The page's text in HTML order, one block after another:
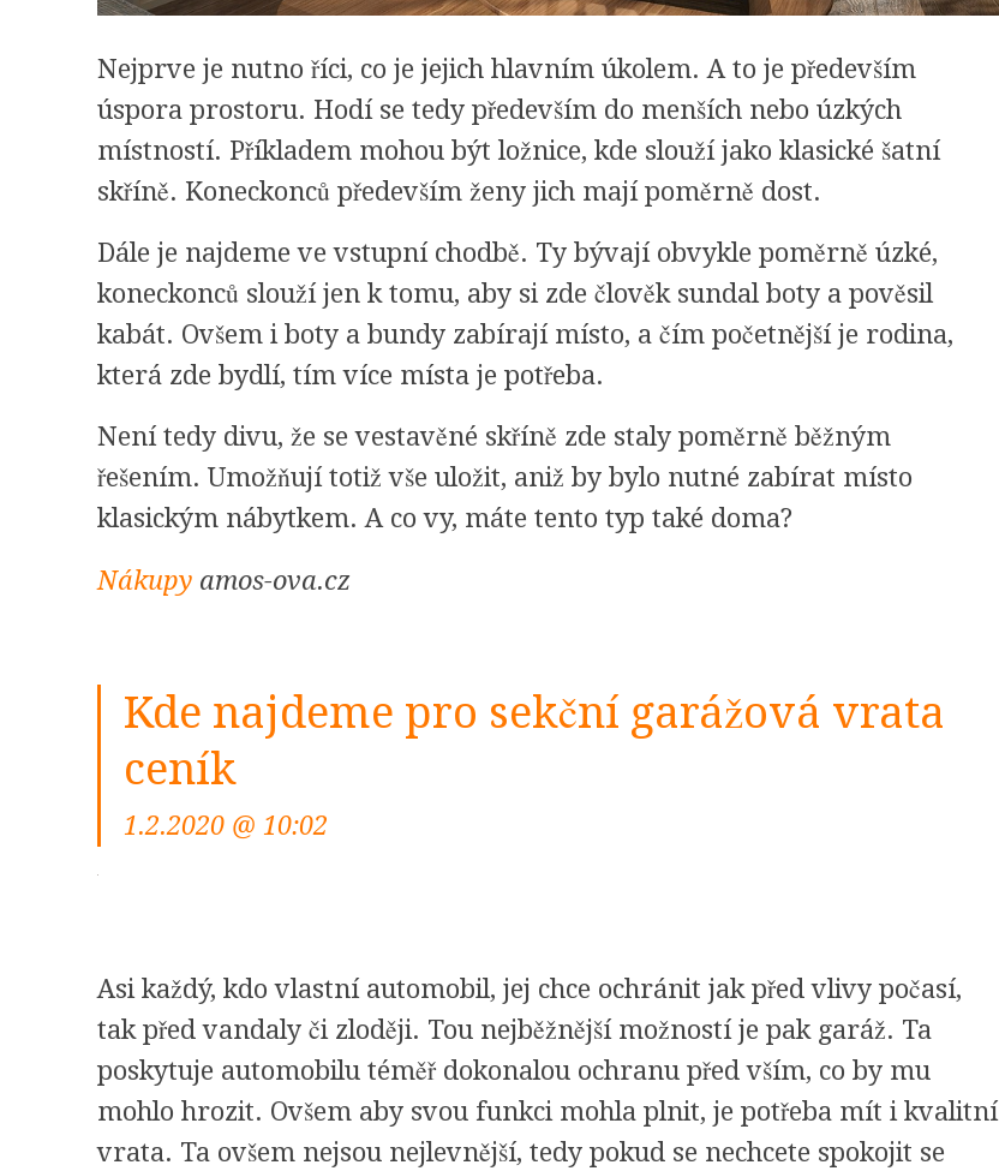
Nejprve je nutno říci, co je jejich hlavním úkolem. A to je především
úspora prostoru. Hodí se tedy především do menších nebo úzkých
místností. Příkladem mohou být ložnice, kde slouží jako klasické šatní
skříně. Koneckonců především ženy jich mají poměrně dost.
Dále je najdeme ve vstupní chodbě. Ty bývají obvykle poměrně úzké,
koneckonců slouží jen k tomu, aby si zde člověk sundal boty a pověsil
kabát. Ovšem i boty a bundy zabírají místo, a čím početnější je rodina,
která zde bydlí, tím více místa je potřeba.
Není tedy divu, že se vestavěné skříně zde staly poměrně běžným
řešením. Umožňují totiž vše uložit, aniž by bylo nutné zabírat místo
klasickým nábytkem. A co vy, máte tento typ také doma?
Nákupyamos-ova.cz
Kde najdeme pro sekční garážová vrata
ceník
1.2.2020 @ 10:02
Asi každý, kdo vlastní automobil, jej chce ochránit jak před vlivy počasí,
tak před vandaly či zloději. Tou nejběžnější možností je pak garáž. Ta
poskytuje automobilu téměř dokonalou ochranu před vším, co by mu
mohlo hrozit. Ovšem aby svou funkci mohla plnit, je potřeba mít i kvalitní
vrata. Ta ovšem nejsou nejlevnější, tedy pokud se nechcete spokojit se